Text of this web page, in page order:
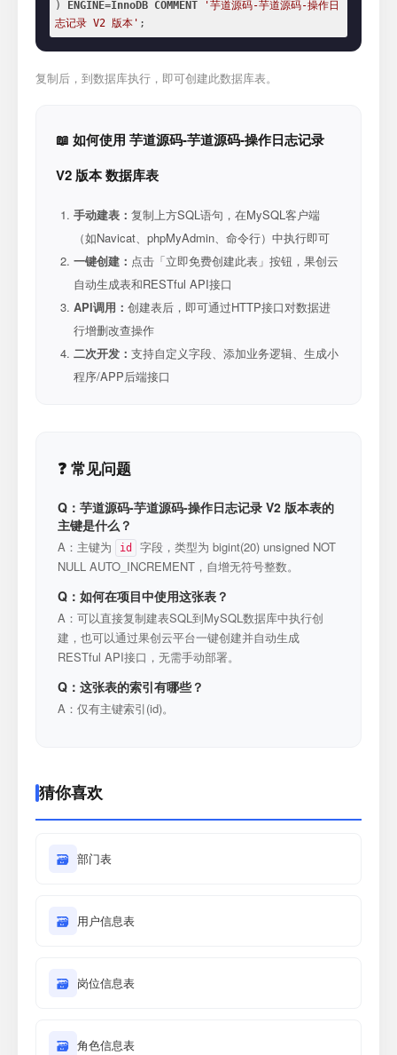
) ENGINE=InnoDB COMMENT
'芋道源码-芋道源码-操作日
志记录 V2 版本' ;
复制后，到数据库执行，即可创建此数据库表。
📖 如何使用 芋道源码-芋道源码-操作日志记录
V2 版本 数据库表
手动建表： 复制上方SQL语句，在MySQL客户端
（如Navicat、phpMyAdmin、命令行）中执行即可
一键创建： 点击「立即免费创建此表」按钮，果创云
自动生成表和RESTful API接口
API调用： 创建表后，即可通过HTTP接口对数据进
行增删改查操作
二次开发： 支持自定义字段、添加业务逻辑、生成小
程序/APP后端接口
❓ 常见问题
Q：芋道源码-芋道源码-操作日志记录 V2 版本表的
主键是什么？
A：主键为 id
字段，类型为 bigint(20) unsigned NOT
NULL AUTO_INCREMENT，自增无符号整数。
Q：如何在项目中使用这张表？
A：可以直接复制建表SQL到MySQL数据库中执行创
建，也可以通过果创云平台一键创建并自动生成
RESTful API接口，无需手动部署。
Q：这张表的索引有哪些？
A：仅有主键索引(id)。
猜你喜欢
🗃 部门表
🗃 用户信息表
🗃 岗位信息表
🗃 角色信息表